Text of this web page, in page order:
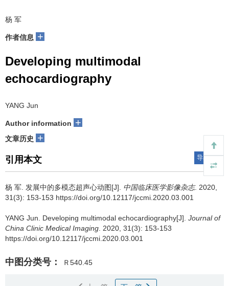
杨 军
作者信息 +
Developing multimodal
echocardiography
YANG Jun
Author information +
文章历史 +
引用本文 导出引用
杨 军. 发展中的多模态超声心动图[J]. 中国临床医学影像杂志. 2020,
31(3): 153-153 https://doi.org/10.12117/jccmi.2020.03.001
YANG Jun. Developing multimodal echocardiography[J]. Journal of
China Clinic Medical Imaging . 2020, 31(3): 153-153
https://doi.org/10.12117/jccmi.2020.03.001
中图分类号： Ｒ540.45